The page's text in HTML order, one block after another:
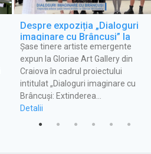
Despre expoziția „Dialoguri
imaginare cu Brâncuși” la
emisiunea Vara pentru voi
Șase tinere artiste emergente
expun la Gloriae Art Gallery din
Craiova în cadrul proiectului
intitulat „Dialoguri imaginare cu
Brâncuși: Extinderea…
Detalii